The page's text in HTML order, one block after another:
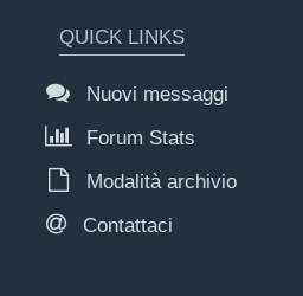
QUICK LINKS
Nuovi messaggi
Forum Stats
Modalità archivio
Contattaci